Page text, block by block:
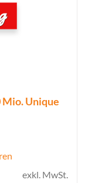
Unique
exkl. MwSt.